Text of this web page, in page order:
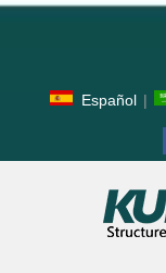
Español |